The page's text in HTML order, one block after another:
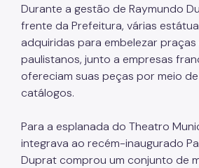
Endosso institucional arqueológico
Incentivos à preservação
Programa "Adote uma Obra
Fiscalização e denúncias
Difusão do Patrimônio Cultural
Semana de Valorização do
Durante a gestão de Raymundo
frente da Prefeitura, várias
adquiridas para embelezar praças
paulistanos, junto a empresas
ofereciam suas peças por meio
catálogos.
Para a esplanada do Theatro
integrava ao recém-inaugurado
Duprat comprou um conjunto de